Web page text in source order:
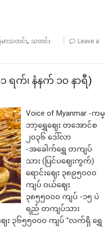
န်မာသတင်း, သတင်း
Leave a
ရက်၊ နံနက် ၁၀ နာရီ)
Voice of Myanmar -ကမ္
ဘာ့ရွှေဈေး တအောင်စ
၂၀၃၆ ဒေါ်လာ
-အခေါက်ရွှေ တကျပ်
သား (ပြင်ပဈေးကွက်)
ရောင်းဈေး ၃၈၉၅၀၀၀
ကျပ် ဝယ်ဈေး
၃၈၅၅၀၀၀ ကျပ် -၁၅ ပဲ
ရည် တကျပ်သား
း ၃၆၅၅၀၀၀ ကျပ် “လက်ရှိ ရွှေ